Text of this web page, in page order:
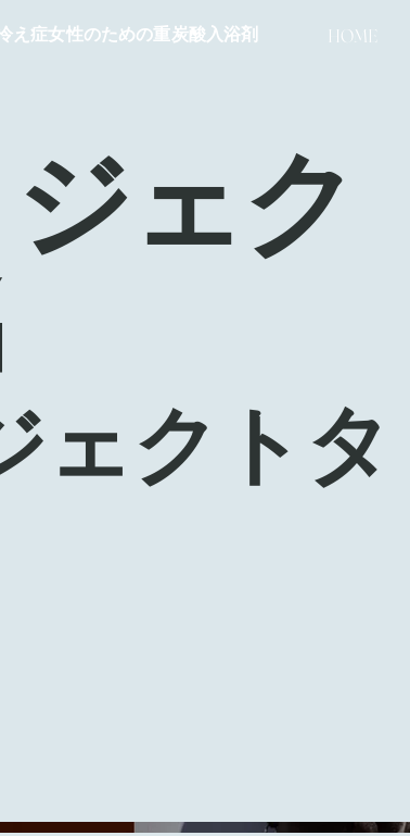
え症女性のための重炭酸入浴剤 HOME
ェク
ェクトタ